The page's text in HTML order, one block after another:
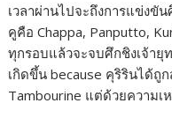
เวลาผ่านไปจะถึงการแข่งขั
คูคือ Chappa, Panputto,
ทุกรอบแล้วจะจบศึกชิงเจ้า
เกิดขึ้น because คุริรินได้ถู
Tambourine แต่ด้วยความเ